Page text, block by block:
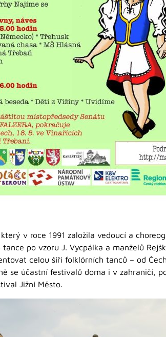
v roce 1991 založila vedoucí a
po vzoru J. Vycpálka a manželů
celou šíři folklórních tanců – od
se účastní festivalů doma i v zahraničí,
Jižní Město.